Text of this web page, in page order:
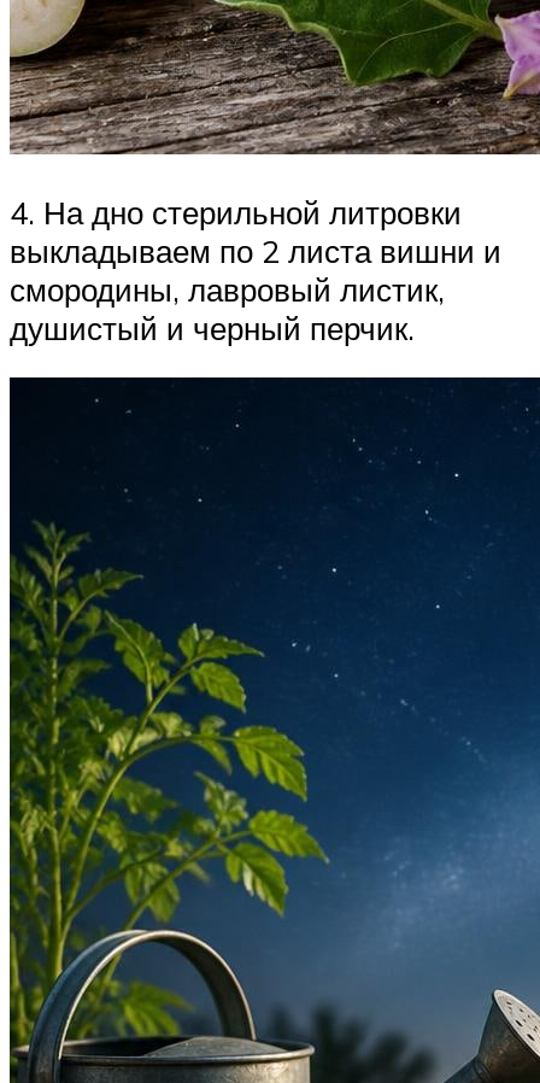
4. На дно стерильной литровки
выкладываем по 2 листа вишни и
смородины, лавровый листик,
душистый и черный перчик.